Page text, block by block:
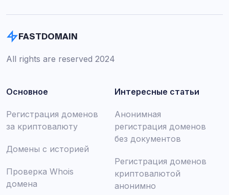
FASTDOMAIN
All rights are reserved 2024
Основное
Регистрация доменов
за криптовалюту
Домены с историей
Проверка Whois
домена
Интересные статьи
Анонимная
регистрация доменов
без документов
Регистрация доменов
криптовалютой
анонимно